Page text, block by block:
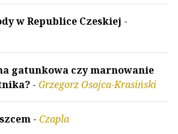
w Republice Czeskiej -
gatunkowa czy marnowanie
- Grzegorz Osojca-Krasiński
- Czapla